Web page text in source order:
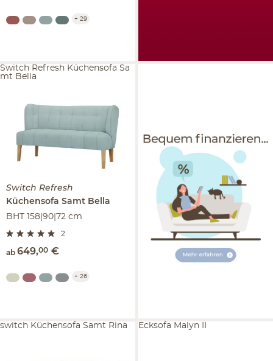
+ 29
Switch Refresh
Küchensofa Samt Bella
BHT 158|90|72 cm
2
ab 649,00 €
Switch Refresh Küchensofa Sa
mt Bella
+ 26
switch Küchensofa Samt Rina Ecksofa Malyn II